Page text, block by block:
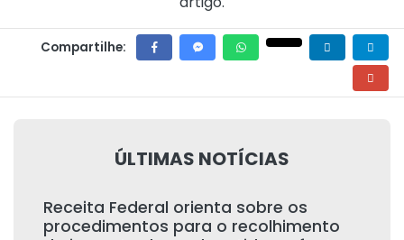
Compartilhe:
ÚLTIMAS NOTÍCIAS
Receita Federal orienta sobre os
procedimentos para o recolhimento